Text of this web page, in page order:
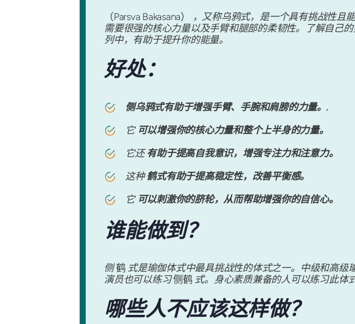
（Parsva Bakasana）
，又称乌鸦式，是一个具有挑战性且
需要很强的核心力量以及手臂和腿部的柔韧性。了解自己
列中，有助于提升你的能量。
好处：
侧乌鸦式有助于增强手臂、手腕和肩膀的力量。.
它 可以增强你的核心力量和整个上半身的力量。
它还有助于提高自我意识，增强专注力和注意力。
这种鹤式有助于提高稳定性，改善平衡感。
它 可以刺激你的脐轮，从而帮助增强你的自信心。
谁能做到？
侧鹤 式是瑜伽体式中最具挑战性的体式之一。中级和高
演员也可以练习侧鹤 式。身心素质兼备的人可以练习此体
哪些人不应该这样做？